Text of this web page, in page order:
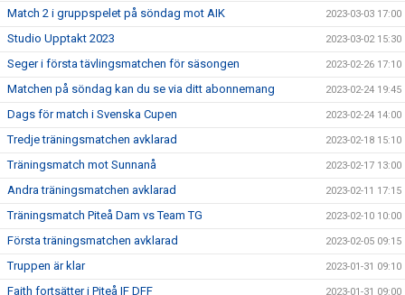
Match 2 i gruppspelet på söndag mot AIK 2023-03-03 17:00
Studio Upptakt 2023 2023-03-02 15:30
Seger i första tävlingsmatchen för säsongen 2023-02-26 17:10
Matchen på söndag kan du se via ditt abonnemang 2023-02-24 19:45
Dags för match i Svenska Cupen 2023-02-24 14:00
Tredje träningsmatchen avklarad 2023-02-18 15:10
Träningsmatch mot Sunnanå 2023-02-17 13:00
Andra träningsmatchen avklarad 2023-02-11 17:15
Träningsmatch Piteå Dam vs Team TG 2023-02-10 10:00
Första träningsmatchen avklarad 2023-02-05 09:15
Truppen är klar 2023-01-31 09:10
Faith fortsätter i Piteå IF DFF 2023-01-31 09:00